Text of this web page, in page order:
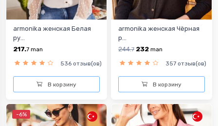
armonika женская Белая
ру...
217.7 man
536 отзыв(ов)
В корзину
armonika женская Чёрная
р...
244.7 232 man
357 отзыв(ов)
В корзину
-6%